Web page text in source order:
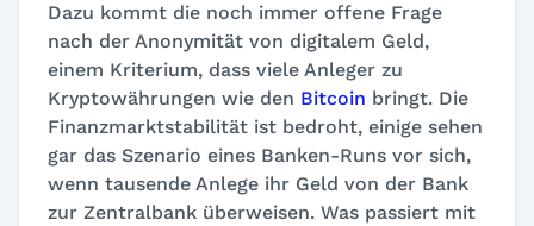
Dazu kommt die noch immer offene Frage
nach der Anonymität von digitalem Geld,
einem Kriterium, dass viele Anleger zu
Kryptowährungen wie den Bitcoin bringt. Die
Finanzmarktstabilität ist bedroht, einige sehen
gar das Szenario eines Banken-Runs vor sich,
wenn tausende Anlege ihr Geld von der Bank
zur Zentralbank überweisen. Was passiert mit